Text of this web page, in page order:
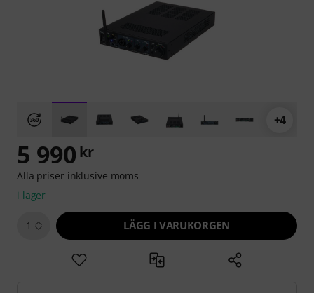
+4
5 990 kr
Alla priser inklusive moms
i lager
1 LÄGG I VARUKORGEN